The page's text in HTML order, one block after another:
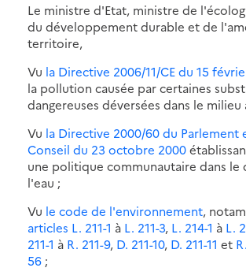
Le ministre d'Etat, ministre de
du développement durable et de
territoire,
Vu la Directive 2006/11/CE du 15
la pollution causée par certaines
dangereuses déversées dans le milieu
Vu la Directive 2000/60 du Parlement
Conseil du 23 octobre 2000
une politique communautaire dans le
l'eau ;
Vu le code de l'environnement,
articles L. 211-1 à L. 211-3, L. 214-1 à L.
211-1 à R. 211-9, D. 211-10, D. 211-11 et
56 ;